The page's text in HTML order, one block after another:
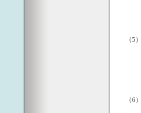
（5）
（6）